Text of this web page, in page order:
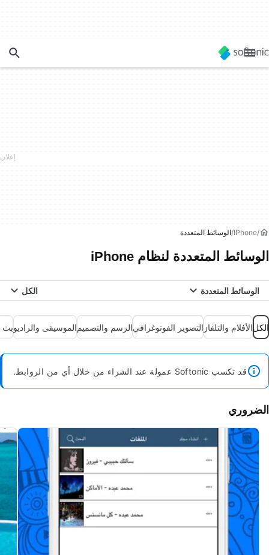
IPhone الوسائط المتعددة
الوسائط المتعددة لنظام iPhone
الوسائط المتعددة الكل
الكلالأفلام والتلفاز التصوير الفوتوغرافيالرسم والتصميمالموسيقى والراديوبث
قد تكسب Softonic عمولة عند الشراء من خلال أي من الروابط.
الضروري